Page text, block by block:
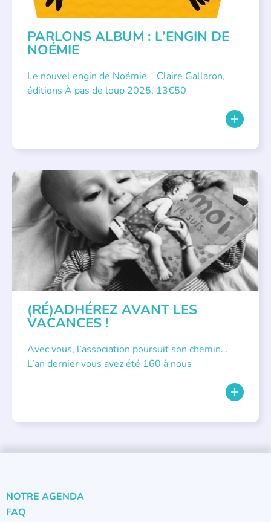
PARLONS ALBUM : L’ENGIN DE
NOÉMIE
Le nouvel engin de Noémie Claire Gallaron,
éditions À pas de loup 2025, 13€50
APPEL À SOUTIEN
(RÉ)ADHÉREZ AVANT LES
VACANCES !
Avec vous, l’association poursuit son chemin…
L’an dernier vous avez été 160 à nous
NOTRE AGENDA
FAQ